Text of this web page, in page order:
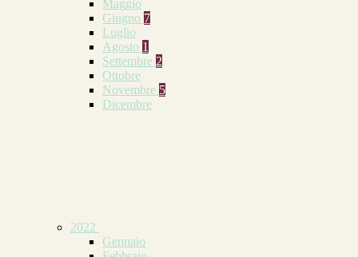
Maggio
Giugno 7
Luglio
Agosto 1
Settembre 2
Ottobre
Novembre 5
Dicembre
2022
Gennaio